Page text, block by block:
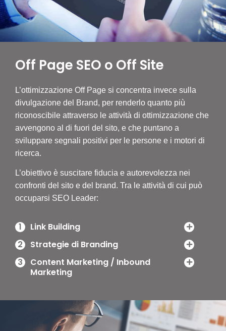
Off Page SEO o Off Site
L’ottimizzazione Off Page si concentra invece sulla
divulgazione del Brand, per renderlo quanto più
riconoscibile attraverso le attività di ottimizzazione che
avvengono al di fuori del sito, e che puntano a
sviluppare segnali positivi per le persone e i motori di
ricerca.
L’obiettivo è suscitare fiducia e autorevolezza nei
confronti del sito e del brand. Tra le attività di cui può
occuparsi SEO Leader:
1
Link Building
2
Strategie di Branding
3
Content Marketing / Inbound
Marketing